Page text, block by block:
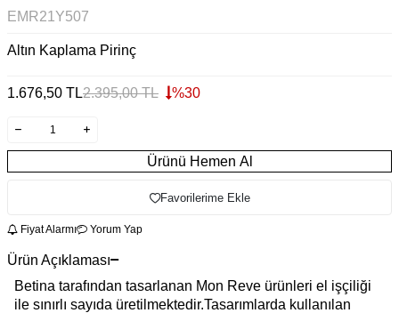
EMR21Y507
Altın Kaplama Pirinç
1.676,50 TL2.395,00TL %30
Ürünü Hemen Al
Favorilerime Ekle
Fiyat Alarmı Yorum Yap
Ürün Açıklaması
Betina tarafından tasarlanan Mon Reve ürünleri el işçiliği
ile sınırlı sayıda üretilmektedir.Tasarımlarda kullanılan